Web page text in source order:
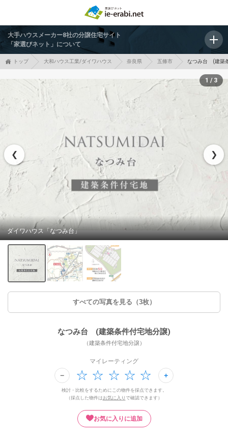
大手ハウスメーカー8社の分譲住宅サイト
「家選びネット」について
トップ 大和ハウス工業/ダイワハウス 奈良県 五條市 なつみ台 (建築
❮
ダイワハウス「なつみ台」
❯
1 / 3
すべての写真を見る（3枚）
なつみ台 (建築条件付宅地分譲)
（建築条件付宅地分譲）
マイレーティング
検討・比較をするためにこの物件を採点できます。
（採点した物件は お気に入り で確認できます）
お気に入りに追加